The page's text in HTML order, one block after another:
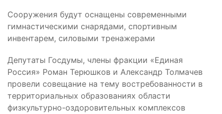
Сооружения будут оснащены современными
гимнастическими снарядами, спортивным
инвентарем, силовыми тренажерами
Депутаты Госдумы, члены фракции «Единая
Россия» Роман Терюшков и Александр Толмачев
провели совещание на тему востребованности в
территориальных образованиях области
физкультурно-оздоровительных комплексов